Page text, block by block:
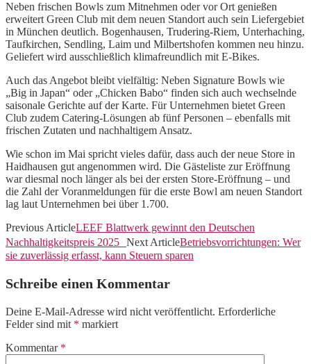
Neben frischen Bowls zum Mitnehmen oder vor Ort genießen
erweitert Green Club mit dem neuen Standort auch sein Liefergebiet
in München deutlich. Bogenhausen, Trudering-Riem, Unterhaching,
Taufkirchen, Sendling, Laim und Milbertshofen kommen neu hinzu.
Geliefert wird ausschließlich klimafreundlich mit E-Bikes.
Auch das Angebot bleibt vielfältig: Neben Signature Bowls wie
„Big in Japan“ oder „Chicken Babo“ finden sich auch wechselnde
saisonale Gerichte auf der Karte. Für Unternehmen bietet Green
Club zudem Catering-Lösungen ab fünf Personen – ebenfalls mit
frischen Zutaten und nachhaltigem Ansatz.
Wie schon im Mai spricht vieles dafür, dass auch der neue Store in
Haidhausen gut angenommen wird. Die Gästeliste zur Eröffnung
war diesmal noch länger als bei der ersten Store-Eröffnung – und
die Zahl der Voranmeldungen für die erste Bowl am neuen Standort
lag laut Unternehmen bei über 1.700.
Previous ArticleLEEF Blattwerk gewinnt den Deutschen
Nachhaltigkeitspreis 2025 Next ArticleBetriebsvorrichtungen: Wer
sie zuverlässig erfasst, kann Steuern sparen
Schreibe einen Kommentar
Deine E-Mail-Adresse wird nicht veröffentlicht. Erforderliche
Felder sind mit * markiert
Kommentar *